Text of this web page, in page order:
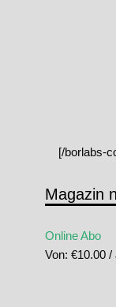
[/borlabs-
Magazin
Online Abo
Von: €10.00 /